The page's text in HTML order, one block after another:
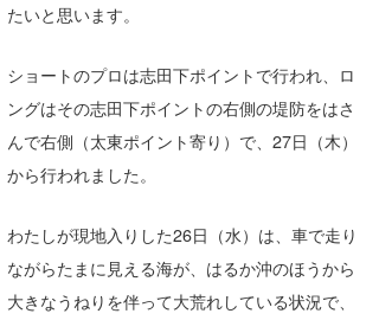
たいと思います。
ショートのプロは志田下ポイントで行われ、ロ
ングはその志田下ポイントの右側の堤防をはさ
んで右側（太東ポイント寄り）で、27日（木）
から行われました。
わたしが現地入りした26日（水）は、車で走り
ながらたまに見える海が、はるか沖のほうから
大きなうねりを伴って大荒れしている状況で、
mitsuteru Kamio
Yasunari Inoue
arukasvision
DELTA FORCE SURF
SURFMEDIA
Colors MAGAZINE
波伝説アンバサダー/プロライダー
福島寿実子
嵯峨明日香
進士剛光
波伝説スタッフ
+☆maki☆+
Aichan